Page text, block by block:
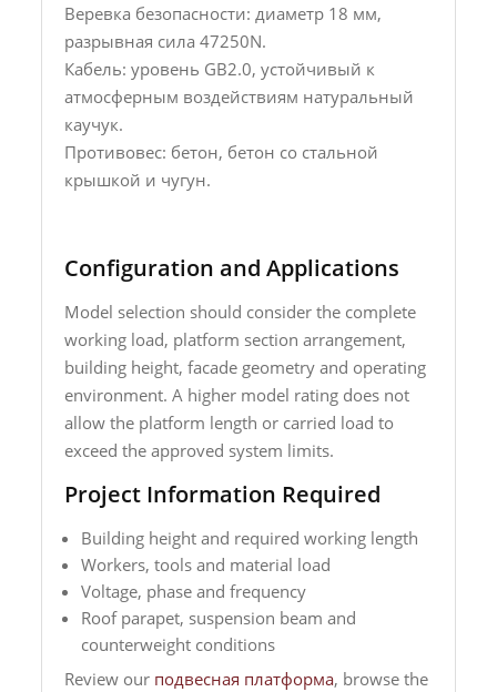
Веревка безопасности: диаметр 18 мм,
разрывная сила 47250N.
Кабель: уровень GB2.0, устойчивый к
атмосферным воздействиям натуральный
каучук.
Противовес: бетон, бетон со стальной
крышкой и чугун.
Configuration and Applications
Model selection should consider the complete
working load, platform section arrangement,
building height, facade geometry and operating
environment. A higher model rating does not
allow the platform length or carried load to
exceed the approved system limits.
Project Information Required
Building height and required working length
Workers, tools and material load
Voltage, phase and frequency
Roof parapet, suspension beam and
counterweight conditions
Review our подвесная платформа, browse the